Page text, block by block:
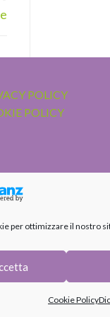
per ottimizzare il nostro
Cookie Policy
POLICY
POLICY